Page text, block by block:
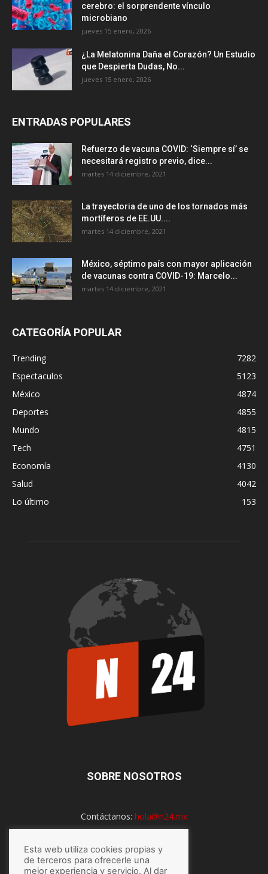
cerebro: el sorprendente vínculo
microbiano
jueves 15 enero, 2026
¿La Melatonina Daña el Corazón? Un Estudio
que Despierta Dudas, No...
jueves 15 enero, 2026
ENTRADAS POPULARES
Refuerzo de vacuna COVID: ‘Siempre sí’ se
necesitará registro previo, dice...
martes 14 diciembre, 2021
La trayectoria de uno de los tornados más
mortíferos de EE.UU....
martes 14 diciembre, 2021
México, séptimo país con mayor aplicación
de vacunas contra COVID-19: Marcelo...
martes 14 diciembre, 2021
CATEGORÍA POPULAR
Trending
7282
Espectaculos
5123
México
4874
Deportes
4855
Mundo
4815
Tech
4751
Economía
4130
Salud
4042
Lo último
153
SOBRE NOSOTROS
Contáctanos: hola@n24.mx
SÍGUENOS
Esta web utiliza cookies propias y
de terceros para ofrecerle una
mejor experiencia y servicio. Al dar